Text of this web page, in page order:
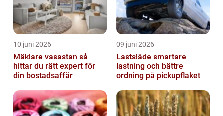
10 juni 2026
Mäklare vasastan så
hittar du rätt expert för
din bostadsaffär
09 juni 2026
Lastsläde smartare
lastning och bättre
ordning på pickupflaket